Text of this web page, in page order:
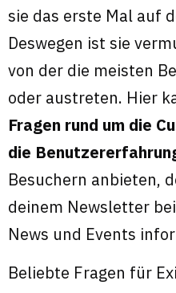
sie das erste Mal auf
Deswegen ist sie
von der die meisten
oder austreten. Hier
Fragen rund um die
die
Besuchern anbieten,
deinem Newsletter
News und Events
Beliebte Fragen für